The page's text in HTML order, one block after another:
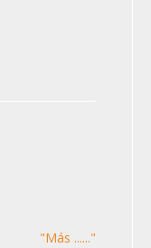
"Más ......"